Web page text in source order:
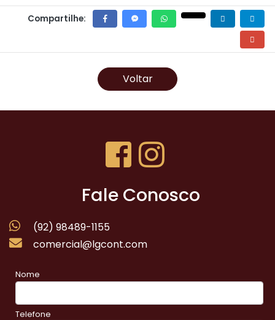
Compartilhe:
Voltar
Fale Conosco
(92) 98489-1155
comercial@lgcont.com
Nome
Telefone